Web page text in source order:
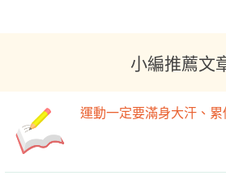
小編推薦文
運動一定要滿身大汗、累